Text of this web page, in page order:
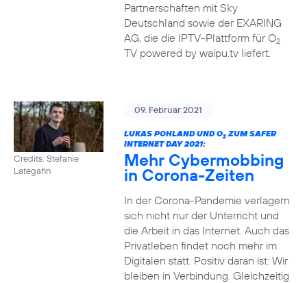
Partnerschaften mit Sky
Deutschland sowie der EXARING
AG, die die IPTV-Plattform für O2
TV powered by waipu.tv liefert.
Credits: Stefanie
Lategahn
09. Februar 2021
LUKAS POHLAND UND O2ZUM SAFER
INTERNET DAY 2021:
Mehr Cybermobbing
in Corona-Zeiten
In der Corona-Pandemie verlagern
sich nicht nur der Unterricht und
die Arbeit in das Internet. Auch das
Privatleben findet noch mehr im
Digitalen statt. Positiv daran ist: Wir
bleiben in Verbindung. Gleichzeitig